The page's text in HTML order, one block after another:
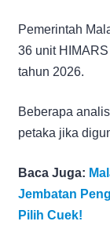
Pemerintah
36 unit
tahun 2026.
Beberapa
petaka jika
Baca Juga:
Jembatan
Pilih Cuek!